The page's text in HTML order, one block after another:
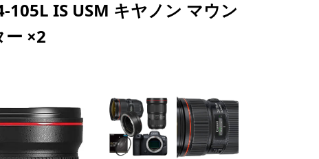
IS USM キヤノン マウン
ー ×2